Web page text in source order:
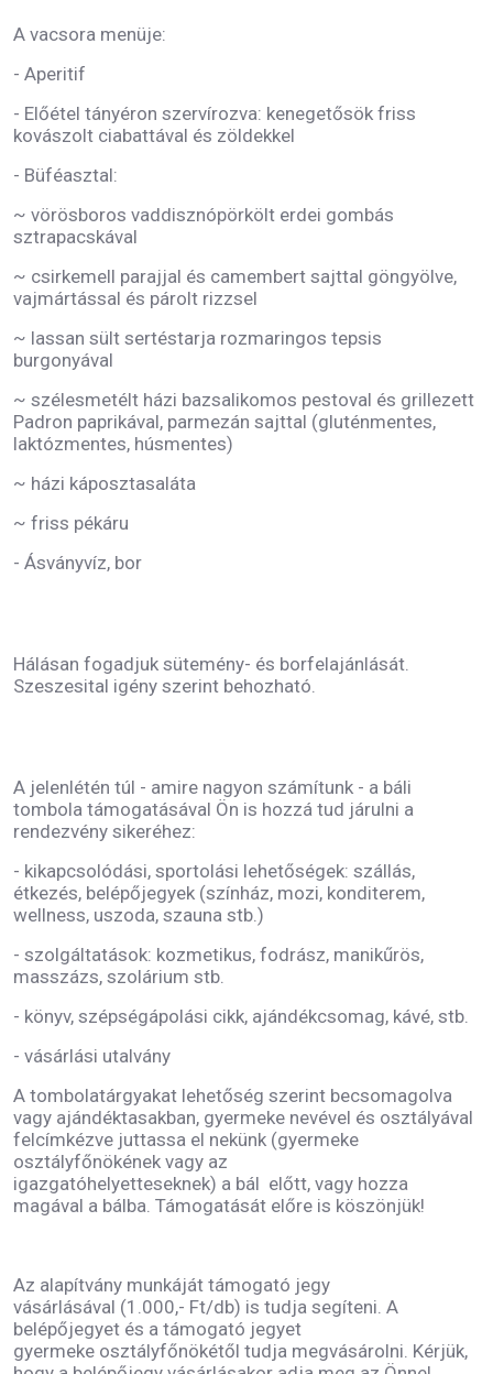
A vacsora menüje:
- Aperitif
- Előétel tányéron szervírozva: kenegetősök friss
kovászolt ciabattával és zöldekkel
- Büféasztal:
~ vörösboros vaddisznópörkölt erdei gombás
sztrapacskával
~ csirkemell parajjal és camembert sajttal göngyölve,
vajmártással és párolt rizzsel
~ lassan sült sertéstarja rozmaringos tepsis
burgonyával
~ szélesmetélt házi bazsalikomos pestoval és grillezett
Padron paprikával, parmezán sajttal (gluténmentes,
laktózmentes, húsmentes)
~ házi káposztasaláta
~ friss pékáru
- Ásványvíz, bor
Hálásan fogadjuk sütemény- és borfelajánlását.
Szeszesital igény szerint behozható.
A jelenlétén túl - amire nagyon számítunk - a báli
tombola támogatásával Ön is hozzá tud járulni a
rendezvény sikeréhez:
- kikapcsolódási, sportolási lehetőségek: szállás,
étkezés, belépőjegyek (színház, mozi, konditerem,
wellness, uszoda, szauna stb.)
- szolgáltatások: kozmetikus, fodrász, manikűrös,
masszázs, szolárium stb.
- könyv, szépségápolási cikk, ajándékcsomag, kávé, stb.
- vásárlási utalvány
A tombolatárgyakat lehetőség szerint becsomagolva
vagy ajándéktasakban, gyermeke nevével és osztályával
felcímkézve juttassa el nekünk (gyermeke
osztályfőnökének vagy az
igazgatóhelyetteseknek) a bál előtt, vagy hozza
magával a bálba. Támogatását előre is köszönjük!
Az alapítvány munkáját támogató jegy
vásárlásával (1.000,- Ft/db) is tudja segíteni. A
belépőjegyet és a támogató jegyet
gyermeke osztályfőnökétől tudja megvásárolni. Kérjük,